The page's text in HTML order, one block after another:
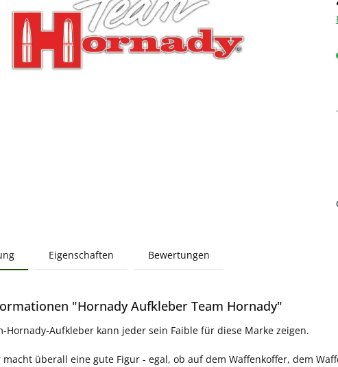
Eigenschaften Bewertungen
"Hornady Aufkleber Team Hornady"
Hornady-Aufkleber kann jeder sein Faible für diese Marke zeigen.
macht überall eine gute Figur - egal, ob auf dem Waffenkoffer, dem